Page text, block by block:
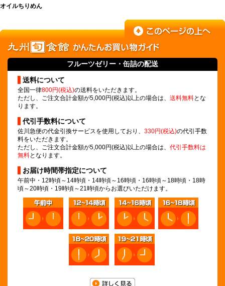
オイルちりめん
フルーツゼリー ・缶詰の配送
送料について
全国一律800円(税込)の送料をいただきます。
ただし、ご注文合計金額が5,000円(税込)以上の場合は、 送料無料とな
ります。
代引手数料について
佐川急便の代金引換サービスを使用しており、 330円(税込)の代引手数
料をいただきます。
ただし、ご注文合計金額が5,000円(税込)以上の場合は、 代引手数料は
無料となります。
お届け時間帯指定について
午前中・12時頃～14時頃・14時頃～16時頃・16時頃～18時頃・18時
頃～20時頃・19時頃～21時頃からお選びいただけます。